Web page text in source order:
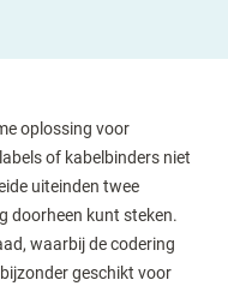
oplossing voor
of kabelbinders niet
uiteinden twee
doorheen kunt steken.
waarbij de codering
geschikt voor